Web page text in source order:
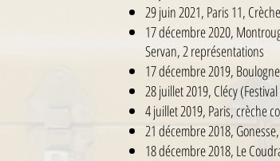
29 juin 2021, Paris 11,
17 décembre 2020,
Servan, 2 représentations
17 décembre 2019,
28 juillet 2019, Clécy
4 juillet 2019, Paris, crèche
21 décembre 2018,
18 décembre 2018, Le